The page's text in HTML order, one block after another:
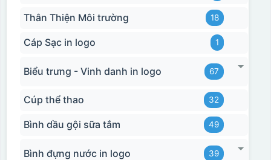
Hộp xi 2 cốc
Thân Thiện Môi trường 18
Cáp Sạc in logo 1
Biểu trưng - Vinh danh in logo 67
Cúp thể thao 32
Bình dầu gội sữa tắm 49
Bình đựng nước in logo 39